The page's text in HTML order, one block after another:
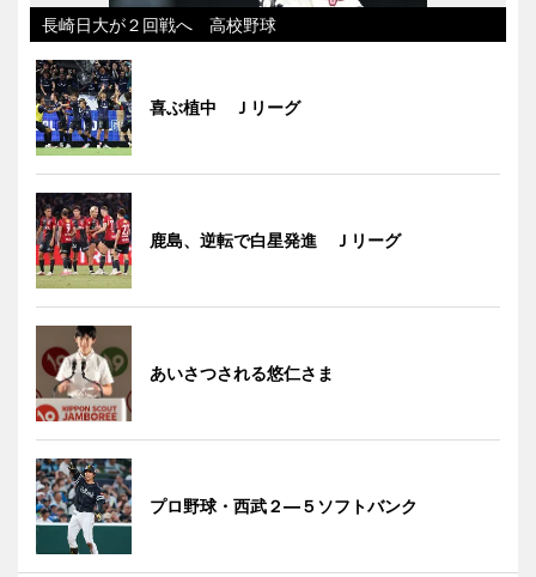
長崎日大が２回戦へ 高校野球
喜ぶ植中 Ｊリーグ
鹿島、逆転で白星発進 Ｊリーグ
あいさつされる悠仁さま
プロ野球・西武２―５ソフトバンク